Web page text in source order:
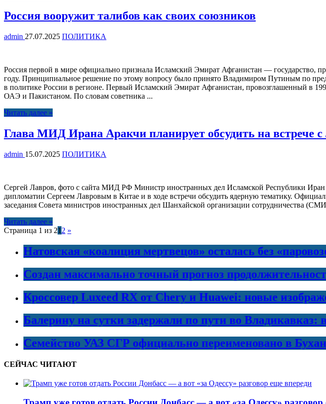
Россия вооружит талибов как своих союзников
admin 27.07.2025 ПОЛИТИКА
Россия первой в мире официально признала Исламский Эмират Афганистан — государство,
году. Принципиальное решение по этому вопросу было принято Владимиром Путиным по
в политике России в регионе. Первый Исламский Эмират Афганистан, провозглашенный в
ОАЭ и Пакистаном. По словам советника ...
Читать далее »
Глава МИД Ирана Аракчи планирует обсудить на встрече
admin 15.07.2025 ПОЛИТИКА
Сергей Лавров, фото с сайта МИД РФ Министр иностранных дел Исламской Республики Иран
дипломатии Сергеем Лавровым в Китае и в ходе встречи обсудить ядерную тематику.
заседания Совета министров иностранных дел Шанхайской организации сотрудничества
Читать далее »
Страница 1 из 21 2 »
Натовская «коалиция мертвецов» осталась без
Создан максимально точный прогноз
Кроссовер Luxeed RX от Chery и Huawei: новые
Балерину на сутки задержали по пути во
Семейство УАЗ СГР официально переименовано в
СЕЙЧАС ЧИТАЮТ